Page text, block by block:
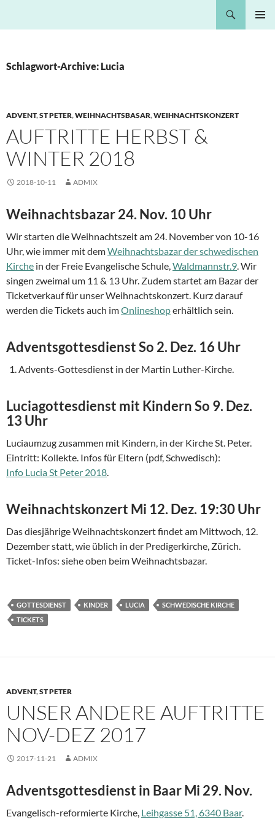
Schlagwort-Archive: Lucia
ADVENT,ST PETER,WEIHNACHTSBASAR,WEIHNACHTSKONZERT
AUFTRITTE HERBST &
WINTER 2018
2018-10-11 ADMIX
Weihnachtsbazar 24. Nov. 10 Uhr
Wir starten die Weihnachtszeit am 24. November von 10-16
Uhr, wie immer mit demWeihnachtsbazar der schwedischen
Kirche in der Freie Evangelische Schule,Waldmannstr.9. Wir
singen zweimal um 11 & 13 Uhr. Zudem startet am Bazar der
Ticketverkauf für unser Weihnachtskonzert. Kurz darauf
werden die Tickets auch imOnlineshoperhältlich sein.
Adventsgottesdienst So 2. Dez. 16 Uhr
Advents-Gottesdienst in der Martin Luther-Kirche.
Luciagottesdienst mit Kindern So 9. Dez.
13 Uhr
Luciaumzug zusammen mit Kindern, in der Kirche St. Peter.
Eintritt: Kollekte. Infos für Eltern (pdf, Schwedisch):
Info Lucia St Peter 2018.
Weihnachtskonzert Mi 12. Dez. 19:30 Uhr
Das diesjährige Weihnachtskonzert findet am Mittwoch, 12.
Dezember statt, wie üblich in der Predigerkirche, Zürich.
Ticket-Infos: siehe oben beim Weihnachtsbazar.
GOTTESDIENST KINDER LUCIA
SCHWEDISCHE KIRCHE
TICKETS
ADVENT,ST PETER
UNSER ANDERE AUFTRITTE
NOV-DEZ 2017
2017-11-21 ADMIX
Adventsgottesdienst in Baar Mi 29. Nov.
Evangelisch-reformierte Kirche, Leihgasse 51, 6340 Baar.